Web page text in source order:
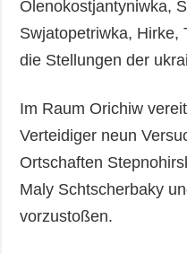
Olenokostjantyniwka,
Swjatopetriwka, Hirke,
die Stellungen der
Im Raum Orichiw
Verteidiger neun
Ortschaften
Maly Schtscherbaky
vorzustoßen.